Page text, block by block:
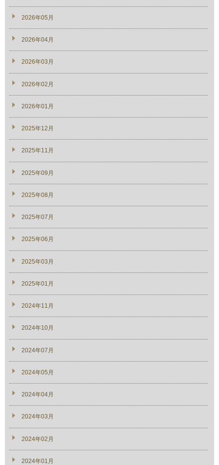
2026年05月
2026年04月
2026年03月
2026年02月
2026年01月
2025年12月
2025年11月
2025年09月
2025年08月
2025年07月
2025年06月
2025年03月
2025年01月
2024年11月
2024年10月
2024年07月
2024年05月
2024年04月
2024年03月
2024年02月
2024年01月